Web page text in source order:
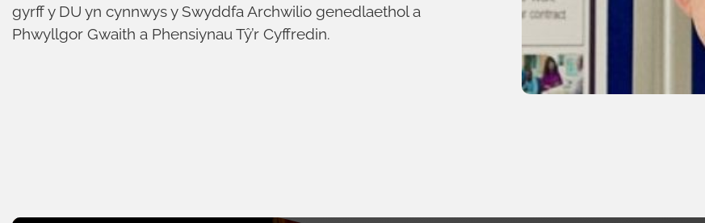
gyrff y DU yn cynnwys y Swyddfa Archwilio genedlaethol a
Phwyllgor Gwaith a Phensiynau Tŷ’r Cyffredin.